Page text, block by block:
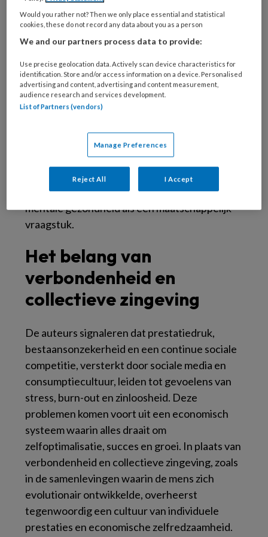
ons huidige economische systeem, met name
het neoliberale vrijemarktmodel, een
diepgaande en schadelijke impact heeft op
onze mentale gezondheid. De auteurs stellen
dat de stijging van mentale klachten, vooral
onder jongeren, niet los gezien kan worden
van de manier waarop onze economie
vaak worden gepresenteerd als individuele
kwesties van ‘mindset’ en ‘persoonlijke
veerkracht’, pleiten Cools en Van Os juist voor
een collectieve en systemische benadering:
mentale gezondheid als een maatschappelijk
vraagstuk.
Het belang van
verbondenheid en
collectieve zingeving
De auteurs signaleren dat prestatiedruk,
bestaansonzekerheid en een continue sociale
competitie, versterkt door sociale media en
consumptiecultuur, leiden tot gevoelens van
stress, burn-out en zinloosheid. Deze
problemen komen voort uit een economisch
systeem waarin alles draait om
zelfoptimalisatie, succes en groei. In plaats van
verbondenheid en collectieve zingeving, zoals
in de samenlevingen waarin de mens zich
evolutionair ontwikkelde, overheerst
tegenwoordig een cultuur van individuele
prestaties en economische zelfredzaamheid.
Would you rather not? Then we only place essential and statistical
cookies, these do not record any data about you as a person
We and our partners process data to provide:
Use precise geolocation data. Actively scan device characteristics for
identification. Store and/or access information on a device. Personalised
advertising and content, advertising and content measurement,
audience research and services development.
List of Partners (vendors)
Manage Preferences
Reject All I Accept